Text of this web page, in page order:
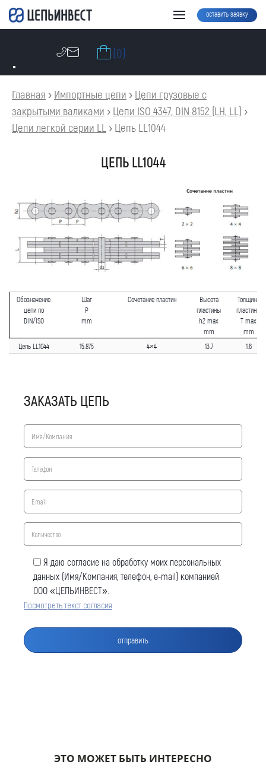
оставить заявку
(0)
Главная › Импортные цепи › Цепи грузовые с
закрытыми валиками › Цепи ISO 4347, DIN 8152 (LH, LL) ›
Цепи легкой серии LL › Цепь LL1044
ЦЕПЬ LL1044
Обозначение
цепи по
DIN/ISO
Шаг
P
mm
Сочетание пластин
Высота
пластины
h2 max
mm
Толщина
пластины
T max
mm
Цепь LL1044
15.875 4×4 13.7 1.6
ЗАКАЗАТЬ ЦЕПЬ
Я даю согласие на обработку моих персональных
данных (Имя/Компания, телефон, e-mail) компанией
ООО «ЦЕПЬИНВЕСТ».
Посмотреть текст согласия
ЭТО МОЖЕТ БЫТЬ ИНТЕРЕСНО
Оставить заявку